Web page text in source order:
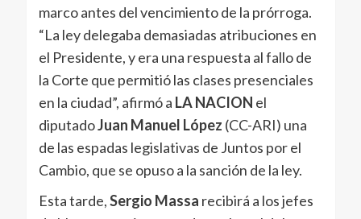
marco antes del vencimiento de la prórroga.
“La ley delegaba demasiadas atribuciones en
el Presidente, y era una respuesta al fallo de
la Corte que permitió las clases presenciales
en la ciudad”, afirmó a LA NACION el
diputadoJuan Manuel López (CC-ARI) una
de las espadas legislativas de Juntos por el
Cambio, que se opuso a la sanción de la ley.
Esta tarde,Sergio Massa recibirá a los jefes